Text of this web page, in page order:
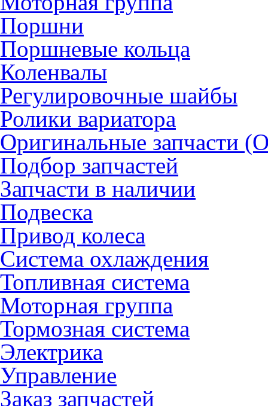
Поршни
Поршневые кольца
Коленвалы
Регулировочные шайбы
Ролики вариатора
Оригинальные запчасти
Подбор запчастей
Запчасти в наличии
Подвеска
Привод колеса
Система охлаждения
Топливная система
Моторная группа
Тормозная система
Электрика
Управление
Заказ запчастей